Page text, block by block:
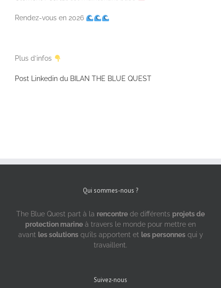
Rendez-vous en 2026
Plus d’infos
Post Linkedin du BILAN THE BLUE QUEST
Qui sommes-nous ?
The Blue Quest part à la rencontre de différents projets de
protection marine à travers le monde pour mettre en
avant les solutionsqu’ils apportent et les personnesqui y
travaillent.
Suivez-nous